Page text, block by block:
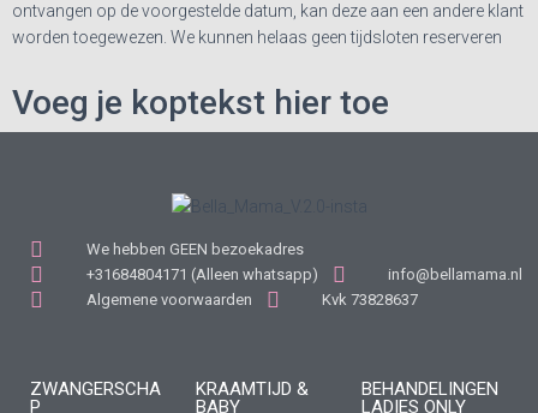
ontvangen op de voorgestelde datum, kan deze aan een andere klant
worden toegewezen. We kunnen helaas geen tijdsloten reserveren
Voeg je koptekst hier toe
We hebben GEEN bezoekadres
+31684804171 (Alleen whatsapp)
info@bellamama.nl
Algemene voorwaarden
Kvk 73828637
ZWANGERSCHA
P
KRAAMTIJD &
BABY
BEHANDELINGEN
LADIES ONLY